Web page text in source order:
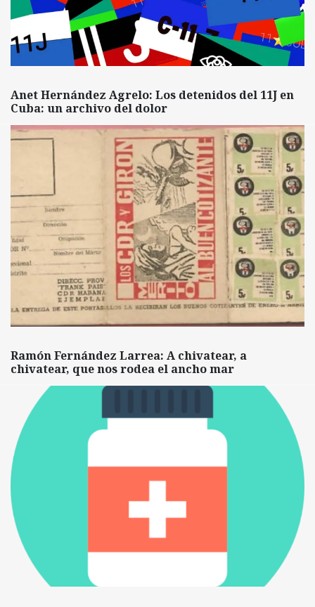
Anet Hernández Agrelo: Los detenidos del 11J en
Cuba: un archivo del dolor
Ramón Fernández Larrea: A chivatear, a
chivatear, que nos rodea el ancho mar